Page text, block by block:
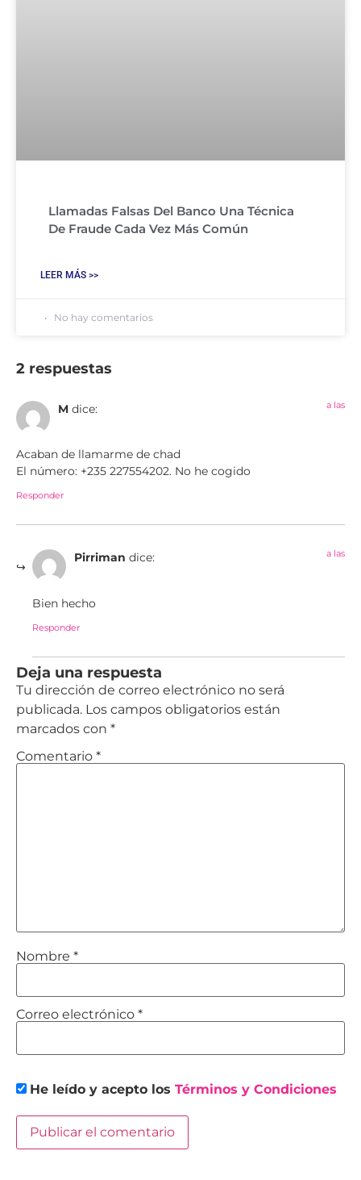
Llamadas Falsas Del Banco Una Técnica
De Fraude Cada Vez Más Común
LEER MÁS >>
No hay comentarios
2 respuestas
M dice: a las
Acaban de llamarme de chad
El número: +235 227554202. No he cogido
Responder
Pirriman dice: a las
Bien hecho
Responder
Deja una respuesta
Tu dirección de correo electrónico no será
publicada. Los campos obligatorios están
marcados con *
Comentario *
Nombre *
Correo electrónico *
He leído y acepto los Términos y Condiciones